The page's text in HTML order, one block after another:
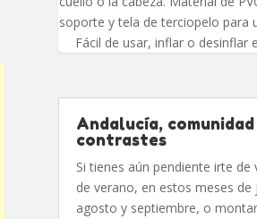
soporte y tela de terciopelo para
Fácil de usar, inflar o desinflar
Andalucía,
contrastes
Si tienes aún pendiente irte de
de verano, en estos meses de
agosto y septiembre, o